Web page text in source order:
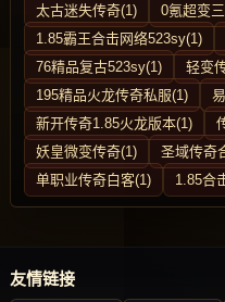
太古迷失传奇(1)
0氪超变
1.85霸王合击网络523sy(1)
76精品复古523sy(1)
轻变
195精品火龙传奇私服(1)
新开传奇1.85火龙版本(1)
妖皇微变传奇(1)
圣域传奇
单职业传奇白客(1)
1.85合
友情链接